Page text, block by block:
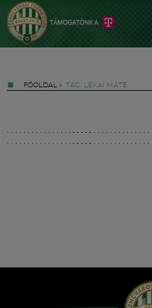
FŐOLDAL » TAG: LÉKAI MÁTÉ
Hírek